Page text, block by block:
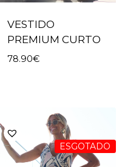
VESTIDO
PREMIUM CURTO
78.90€
ESGOTADO